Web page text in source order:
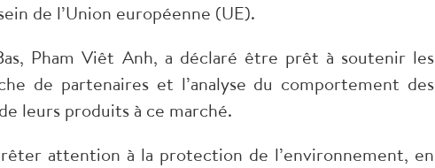
de l’Union européenne (UE).
Pham Viêt Anh, a déclaré être prêt à soutenir les
de partenaires et l’analyse du comportement des
leurs produits à ce marché.
attention à la protection de l’environnement, en